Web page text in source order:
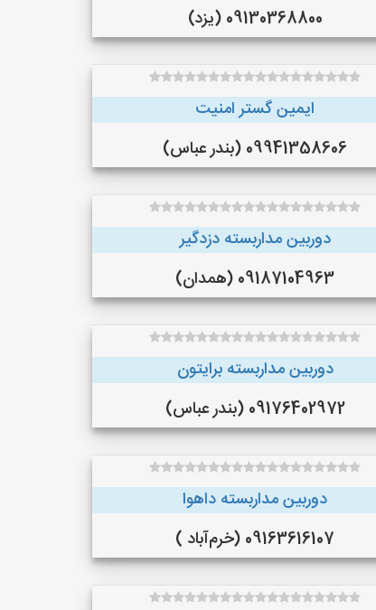
09130368800 (یزد)
ایمین گستر امنیت
09941358606 (بندر عباس)
دوربین مداربسته دزدگیر
09187104963 (همدان)
دوربین مداربسته برایتون
09176402972 (بندر عباس)
دوربین مداربسته داهوا
09163616107 (خرم‌آباد )